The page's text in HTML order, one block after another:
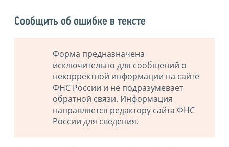
Сообщить об ошибке в тексте
Форма предназначена
исключительно для сообщений о
некорректной информации на сайте
ФНС России и не подразумевает
обратной связи. Информация
направляется редактору сайта ФНС
России для сведения.